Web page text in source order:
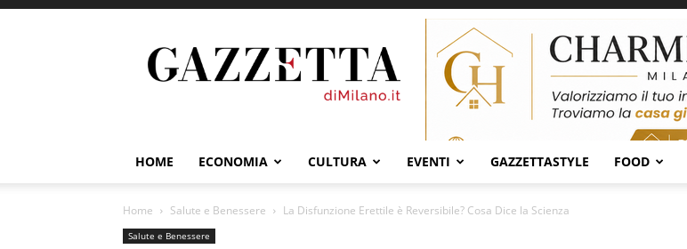
HOME ECONOMIA CULTURA EVENTI GAZZETTASTYLE FOOD
Home Salute e Benessere La Disfunzione Erettile è Reversibile? Cosa Dice la Scienza
Salute e Benessere